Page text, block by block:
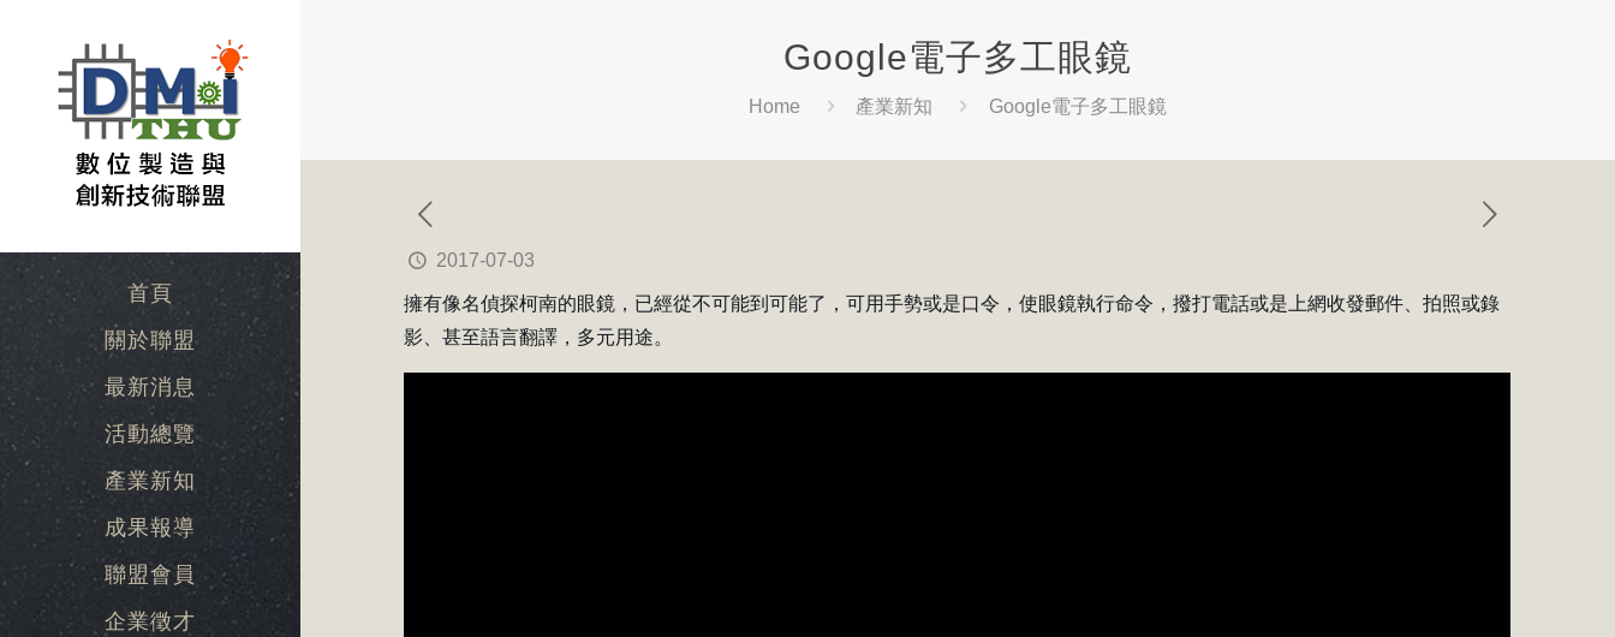
首頁
關於聯盟
最新消息
活動總覽
產業新知
成果報導
聯盟會員
企業徵才
Google電子多工眼鏡
Home 產業新知 Google電子多工眼鏡
2017-07-03
擁有像名偵探柯南的眼鏡，已經從不可能到可能了，可用手勢或是口令，使眼鏡執行命令，撥打電話或是上網收發郵件、拍照或錄
影、甚至語言翻譯，多元用途。